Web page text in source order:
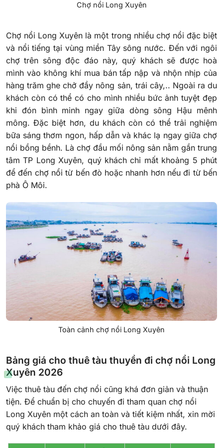
Chợ nổi Long Xuyên
Chợ nổi Long Xuyên là một trong nhiều chợ nổi đặc biệt
và nổi tiếng tại vùng miền Tây sông nước. Đến với ngôi
chợ trên sông độc đáo này, quý khách sẽ được hoà
mình vào không khí mua bán tấp nập và nhộn nhịp của
hàng trăm ghe chở đầy nông sản, trái cây,.. Ngoài ra du
khách còn có thể có cho mình nhiều bức ảnh tuyệt đẹp
khi đón bình minh ngay giữa dòng sông Hậu mênh
mông. Đặc biệt hơn, du khách còn có thể trải nghiệm
bữa sáng thơm ngon, hấp dẫn và khác lạ ngay giữa chợ
nổi bồng bềnh. Là chợ đầu mối nông sản nằm gần trung
tâm TP Long Xuyên, quý khách chỉ mất khoảng 5 phút
để đến chợ nổi từ bến đò hoặc nhanh hơn nếu đi từ bến
phà Ô Môi.
Toàn cảnh chợ nổi Long Xuyên
Bảng giá cho thuê tàu thuyền đi chợ nổi Long
Xuyên 2026
Việc thuê tàu đến chợ nổi cũng khá đơn giản và thuận
tiện. Để chuẩn bị cho chuyến đi tham quan chợ nổi
Long Xuyên một cách an toàn và tiết kiệm nhất, xin mời
quý khách tham khảo giá cho thuê tàu dưới đây.